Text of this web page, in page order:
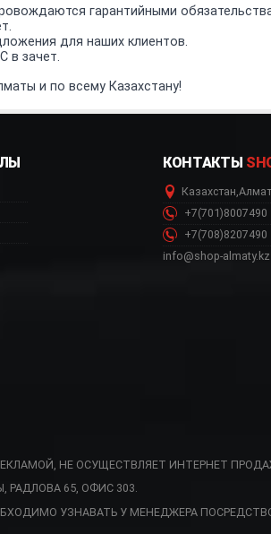
гарантийными
для наших клиентов.
в зачет.
и по всему Казахстану!
склада,
КОНТАКТЫ
Казахстан,
+7(701)8007490
+7(708)8207490
info@shop-almaty.kz
НЕ ОСУЩЕСТВЛЯЕТ ИНТЕРНЕТ
65, ОФИС 303.
УЗНАВАТЬ У МЕНЕДЖЕРА